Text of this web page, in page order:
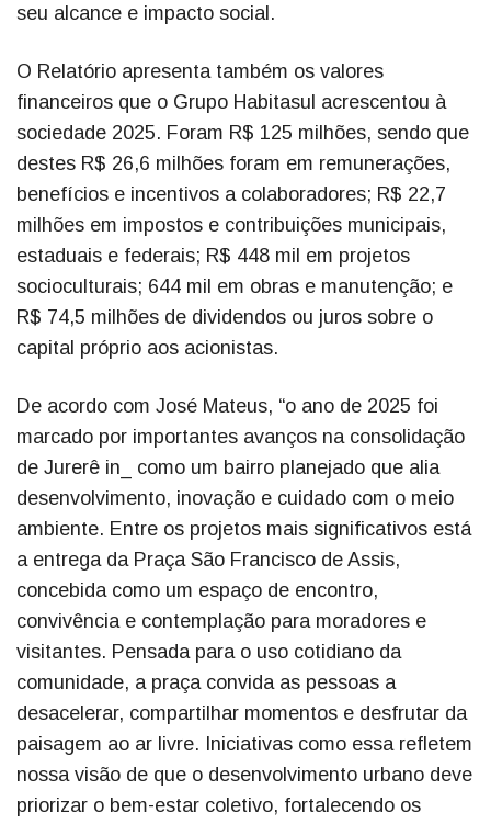
seu alcance e impacto social.
O Relatório apresenta também os valores
financeiros que o Grupo Habitasul acrescentou à
sociedade 2025. Foram R$ 125 milhões, sendo que
destes R$ 26,6 milhões foram em remunerações,
benefícios e incentivos a colaboradores; R$ 22,7
milhões em impostos e contribuições municipais,
estaduais e federais; R$ 448 mil em projetos
socioculturais; 644 mil em obras e manutenção; e
R$ 74,5 milhões de dividendos ou juros sobre o
capital próprio aos acionistas.
De acordo com José Mateus, “o ano de 2025 foi
marcado por importantes avanços na consolidação
de Jurerê in_ como um bairro planejado que alia
desenvolvimento, inovação e cuidado com o meio
ambiente. Entre os projetos mais significativos está
a entrega da Praça São Francisco de Assis,
concebida como um espaço de encontro,
convivência e contemplação para moradores e
visitantes. Pensada para o uso cotidiano da
comunidade, a praça convida as pessoas a
desacelerar, compartilhar momentos e desfrutar da
paisagem ao ar livre. Iniciativas como essa refletem
nossa visão de que o desenvolvimento urbano deve
priorizar o bem-estar coletivo, fortalecendo os